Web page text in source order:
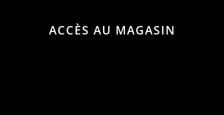
ACCÈS AU MAGASIN